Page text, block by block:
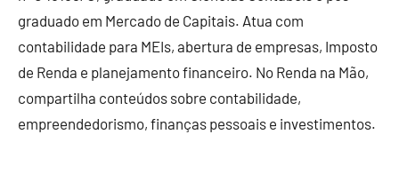
graduado em Mercado de Capitais. Atua com
contabilidade para MEIs, abertura de empresas, Imposto
de Renda e planejamento financeiro. No Renda na Mão,
compartilha conteúdos sobre contabilidade,
empreendedorismo, finanças pessoais e investimentos.